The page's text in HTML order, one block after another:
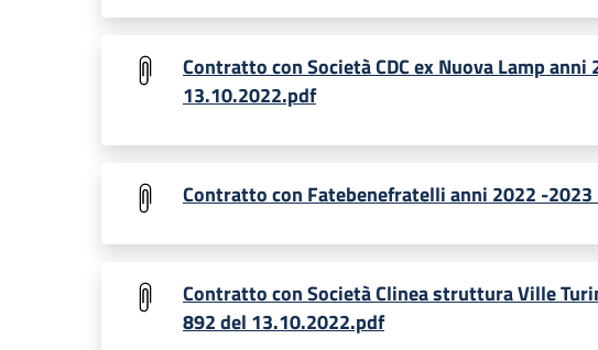
Contratto con Società CDC ex Nuova Lamp
13.10.2022.pdf
Contratto con Fatebenefratelli anni 2022 -
Contratto con Società Clinea struttura Ville
892 del 13.10.2022.pdf